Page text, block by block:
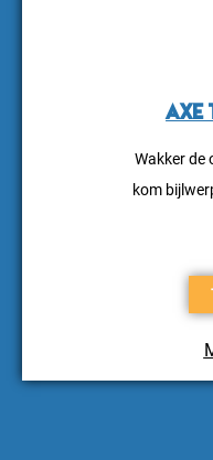
Axe
Wakker de
kom